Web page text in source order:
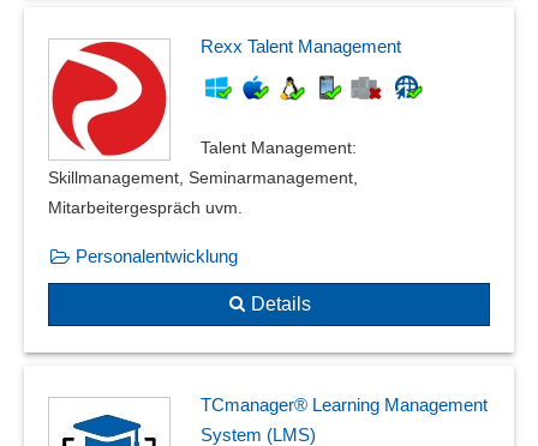
Rexx Talent Management
Talent Management:
Skillmanagement, Seminarmanagement,
Mitarbeitergespräch uvm.
Personalentwicklung
Details
TCmanager® Learning Management
System (LMS)